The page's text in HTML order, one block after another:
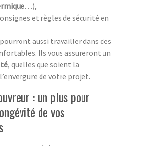
…),
et règles de sécurité en
pourront aussi travailler dans des
Ils vous assureront un
, quelles que soient la
de votre projet.
: un plus pour
de vos